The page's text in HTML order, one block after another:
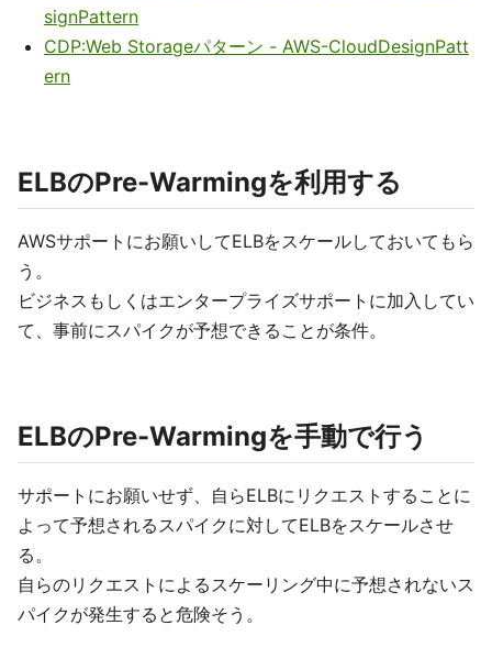
signPattern
CDP:Web Storageパターン - AWS-CloudDesignPatt
ern
ELBのPre-Warmingを利用する
AWSサポートにお願いしてELBをスケールしておいてもら
う。
ビジネスもしくはエンタープライズサポートに加入してい
て、事前にスパイクが予想できることが条件。
ELBのPre-Warmingを手動で行う
サポートにお願いせず、自らELBにリクエストすることに
よって予想されるスパイクに対してELBをスケールさせ
る。
自らのリクエストによるスケーリング中に予想されないス
パイクが発生すると危険そう。